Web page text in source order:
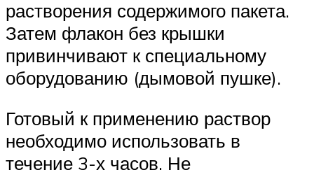
растворения содержимого пакета.
Затем флакон без крышки
привинчивают к специальному
оборудованию (дымовой пушке).
Готовый к применению раствор
необходимо использовать в
течение 3-х часов. Не